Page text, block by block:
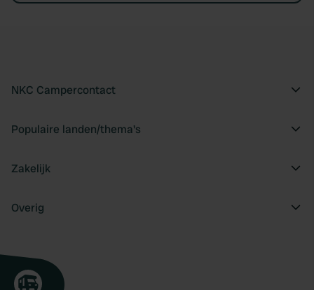
NKC Campercontact
Populaire landen/thema's
Zakelijk
Overig